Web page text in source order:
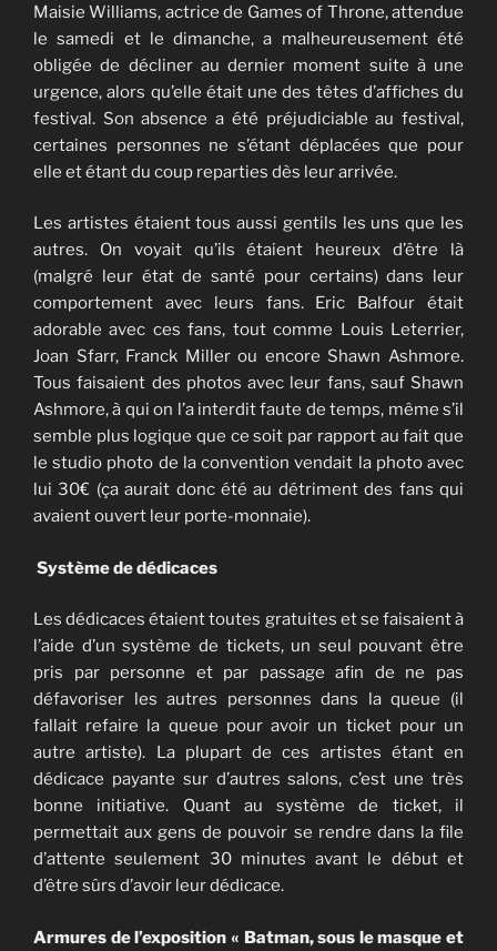
Maisie Williams, actrice de Games of Throne, attendue
le samedi et le dimanche, a malheureusement été
obligée de décliner au dernier moment suite à une
urgence, alors qu’elle était une des têtes d’affiches du
festival. Son absence a été préjudiciable au festival,
certaines personnes ne s’étant déplacées que pour
elle et étant du coup reparties dès leur arrivée.
Les artistes étaient tous aussi gentils les uns que les
autres. On voyait qu’ils étaient heureux d’être là
(malgré leur état de santé pour certains) dans leur
comportement avec leurs fans. Eric Balfour était
adorable avec ces fans, tout comme Louis Leterrier,
Joan Sfarr, Franck Miller ou encore Shawn Ashmore.
Tous faisaient des photos avec leur fans, sauf Shawn
Ashmore, à qui on l’a interdit faute de temps, même s’il
semble plus logique que ce soit par rapport au fait que
le studio photo de la convention vendait la photo avec
lui 30€ (ça aurait donc été au détriment des fans qui
avaient ouvert leur porte-monnaie).
Système de dédicaces
Les dédicaces étaient toutes gratuites et se faisaient à
l’aide d’un système de tickets, un seul pouvant être
pris par personne et par passage afin de ne pas
défavoriser les autres personnes dans la queue (il
fallait refaire la queue pour avoir un ticket pour un
autre artiste). La plupart de ces artistes étant en
dédicace payante sur d’autres salons, c’est une très
bonne initiative. Quant au système de ticket, il
permettait aux gens de pouvoir se rendre dans la file
d’attente seulement 30 minutes avant le début et
d’être sûrs d’avoir leur dédicace.
Armures de l’exposition « Batman, sous le masque et